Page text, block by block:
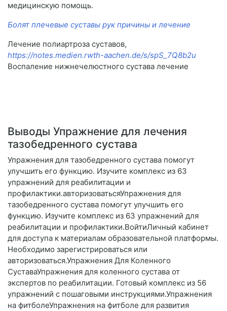
медицинскую помощь.
Болят плечевые суставы рук причины и лечение
Лечение полиартроза суставов,
https://notes.medien.rwth-aachen.de/s/spS_7Q8b2u
Воспаление нижнечелюстного сустава лечение
Выводы Упражнение для лечения
тазобедренного сустава
Упражнения для тазобедренного сустава помогут
улучшить его функцию. Изучите комплекс из 63
упражнений для реабилитации и
профилактики.авторизоватьсяУпражнения для
тазобедренного сустава помогут улучшить его
функцию. Изучите комплекс из 63 упражнений для
реабилитации и профилактики.ВойтиЛичный кабинет
для доступа к материалам образовательной платформы.
Необходимо зарегистрироваться или
авторизоваться.Упражнения Для Коленного
СуставаУпражнения для коленного сустава от
экспертов по реабилитации. Готовый комплекс из 56
упражнений с пошаговыми инструкциями.Упражнения
на фитболеУпражнения на фитболе для развития